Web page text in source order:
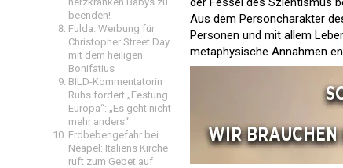
beenden!
Fulda: Werbung für
Christopher Street Day
mit dem heiligen
Bonifatius
BILD-Kommentatorin
Ruhs fordert „Festung
Europa“: „Es geht nicht
mehr anders“
Erdbebengefahr bei
Neapel: Italiens Kirche
ruft zum Gebet auf
Aus dem Personcharakter
Personen und mit allem
metaphysische Annahmen